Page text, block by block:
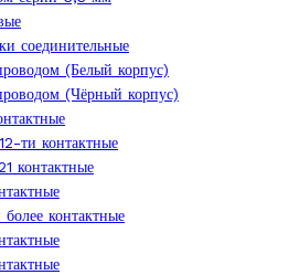
соединительные
(Белый корпус)
(Чёрный корпус)
ти контактные
контактные
контактные